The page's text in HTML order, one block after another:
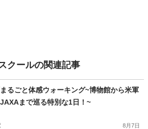
クールの関連記事
るごと体感ウォーキング~博物館から米軍
まで巡る特別な1日！~
8月7日